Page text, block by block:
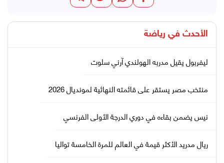
الأحدث في رياضة
ليفربول يقيل مدربه الهولندي آرني سلوت
منتخب مصر يستقر على قائمته النهائية لمونديال 2026
نيس يضمن بقاءه في دوري الدرجة الأولى الفرنسي
ريال مدريد الأكثر قيمة في العالم للمرة الخامسة تواليا